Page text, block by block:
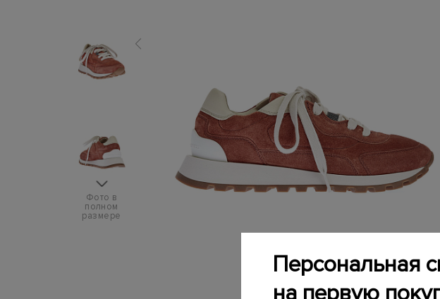
Фото в
полном
размере
Персональная